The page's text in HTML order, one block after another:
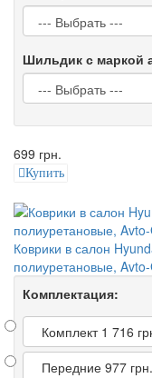
Шильдик с маркой
699 грн.
Купить
Коврики в салон
полиуретановые,
Комплектация:
Комплект 1 716
Передние 977 грн.